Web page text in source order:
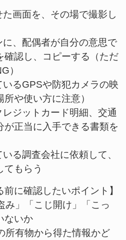
画面を、その場で撮影し
、配偶者が自分の意思で
確認し、コピーする（ただ
）
るGPSや防犯カメラの映
や使い方に注意）
ジットカード明細、交通
が正当に入手できる書類を
る調査会社に依頼して、
てもらう
前に確認したいポイント】
み」「こじ開け」「こっ
ないか
所有物から得た情報かど